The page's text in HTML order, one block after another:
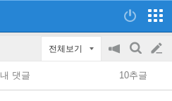
전체보기
공
지
on/off
검
색
글
쓰
내 댓글 10추글